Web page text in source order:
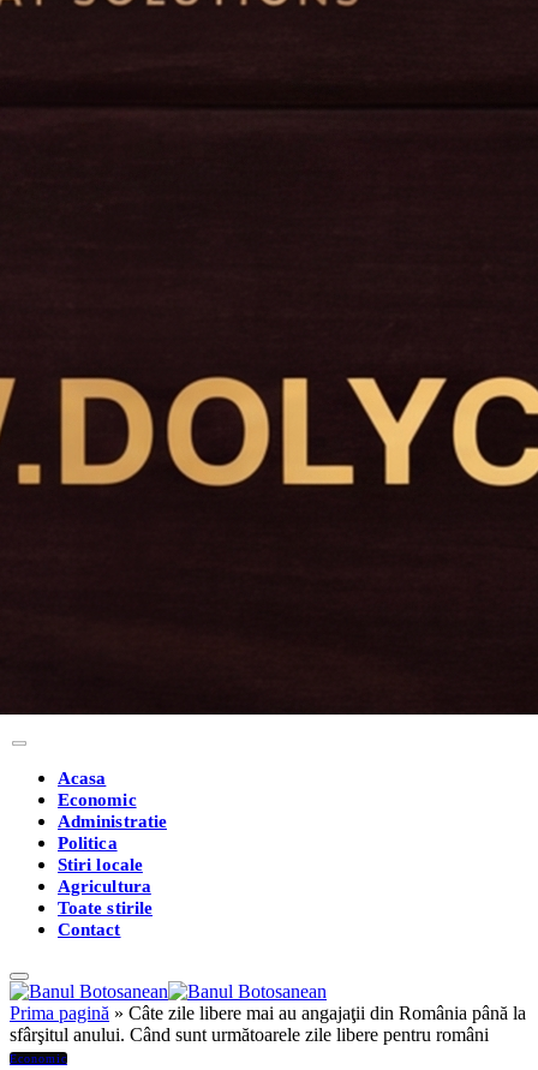
Acasa
Economic
Administratie
Politica
Stiri locale
Agricultura
Toate stirile
Contact
Prima pagină » Câte zile libere mai au angajaţii din România până la
sfârşitul anului. Când sunt următoarele zile libere pentru români
Economic